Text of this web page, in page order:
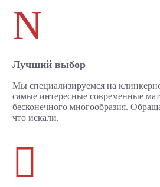
N
Лучший выбор
Мы специализируемся на
самые интересные современные
бесконечного многообразия.
что искали.
